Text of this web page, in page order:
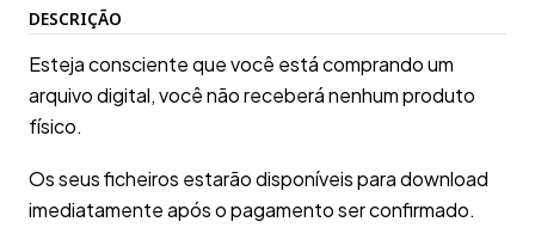
DESCRIÇÃO
Esteja consciente que você está comprando um
arquivo digital, você não receberá nenhum produto
físico.
Os seus ficheiros estarão disponíveis para download
imediatamente após o pagamento ser confirmado.